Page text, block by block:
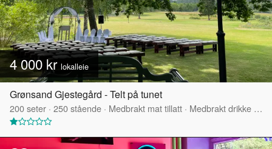
4 000 krlokalleie
Grønsand Gjestegård - Telt på tunet
200seter · 250stående · Medbrakt mat tillatt · Medbrakt drikke tillatt